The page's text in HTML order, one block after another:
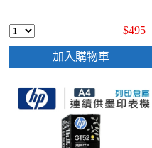
$495
加入購物車